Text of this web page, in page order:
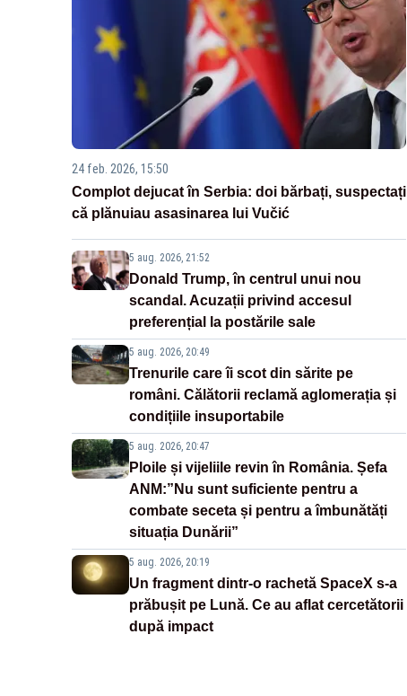
24 feb. 2026, 15:50
Complot dejucat în Serbia: doi bărbați, suspectați
că plănuiau asasinarea lui Vučić
5 aug. 2026, 21:52
Donald Trump, în centrul unui nou
scandal. Acuzații privind accesul
preferențial la postările sale
5 aug. 2026, 20:49
Trenurile care îi scot din sărite pe
români. Călătorii reclamă aglomerația și
condițiile insuportabile
5 aug. 2026, 20:47
Ploile și vijeliile revin în România. Șefa
ANM:”Nu sunt suficiente pentru a
combate seceta și pentru a îmbunătăți
situația Dunării”
5 aug. 2026, 20:19
Un fragment dintr-o rachetă SpaceX s-a
prăbușit pe Lună. Ce au aflat cercetătorii
după impact